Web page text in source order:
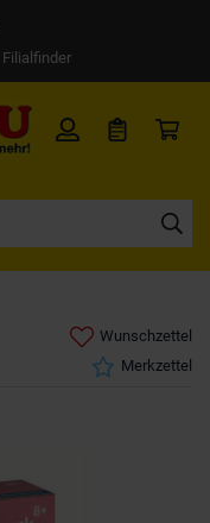
Filialfinder
Wunschzettel
Merkzettel